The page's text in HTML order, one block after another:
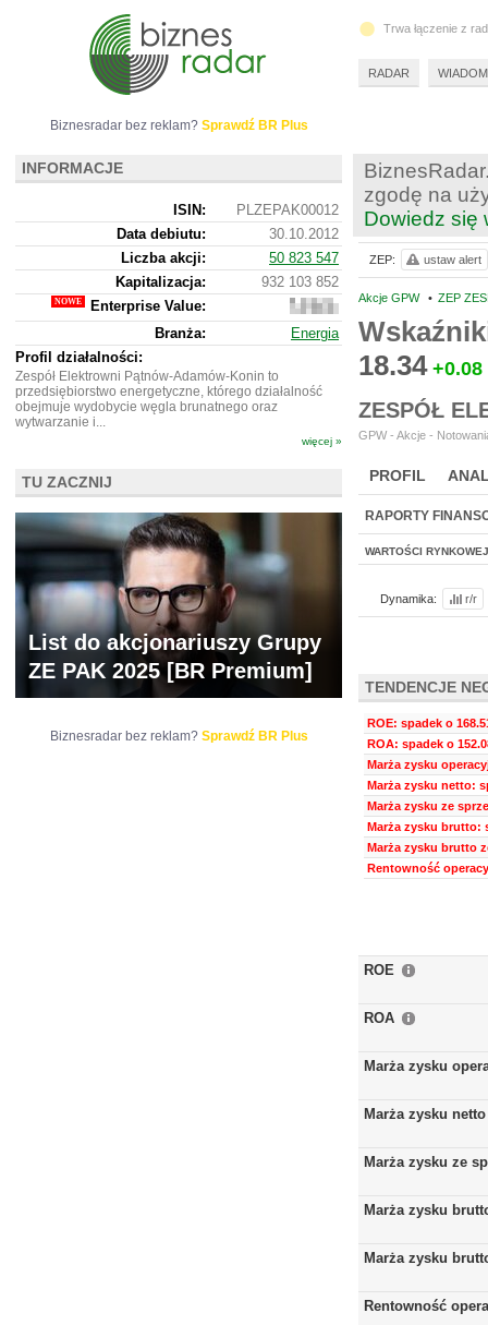
zgodę na
Dowiedz się
Akcje GPW • ZEP
18.34 +0.08
ZESPÓŁ
GPW - Akcje -
PROFIL
WYCENA BR
RAPORTY
WARTOŚCI RYNKOWEJ
Dynamika: r/r
TENDENCJE
ROE: spadek o
ROA: spadek o
Marża zysku
Marża zysku netto:
Marża zysku ze
Marża zysku brutto:
Marża zysku brutto
Rentowność
ROE
ROA
Marża zysku
Marża zysku netto
Marża zysku ze
Marża zysku
Marża zysku
Rentowność
ZEP: ustaw alert
Biznesradar bez reklam? Sprawdź BR Plus
INFORMACJE
ISIN:
PLZEPAK00012
Data debiutu:
30.10.2012
Liczba akcji:
50 823 547
Kapitalizacja:
932 103 852
Enterprise Value:
1
520
446
Branża:
Energia
Profil działalności:
Zespół Elektrowni Pątnów-Adamów-Konin to
przedsiębiorstwo energetyczne, którego działalność
obejmuje wydobycie węgla brunatnego oraz
wytwarzanie i...
więcej »
TU ZACZNIJ
List do akcjonariuszy Grupy
ZE PAK 2025 [BR Premium]
Biznesradar bez reklam? Sprawdź BR Plus
Trwa łączenie z
RADAR